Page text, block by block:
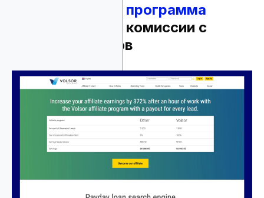
Партнерская программа
- до 10% комиссии с
успешных лидов